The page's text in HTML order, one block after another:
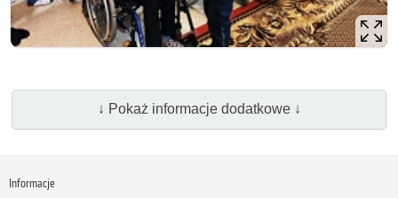
↓ Pokaż informacje dodatkowe ↓
Informacje